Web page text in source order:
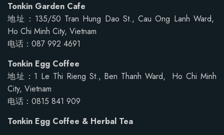
Tonkin Garden Cafe
地址：135/50 Tran Hung Dao St., Cau Ong Lanh Ward,
Ho Chi Minh City, Vietnam
电话：087 992 4691
Tonkin Egg Coffee
地址：1 Le Thi Rieng St., Ben Thanh Ward, Ho Chi Minh
City, Vietnam
电话：0815 841 909
Tonkin Egg Coffee & Herbal Tea